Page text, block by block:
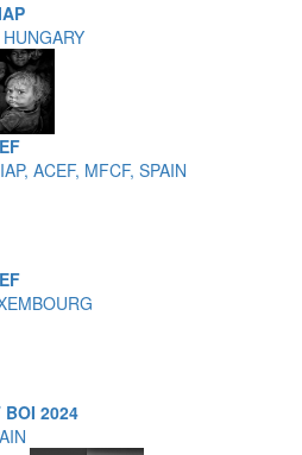
ACEF, MFCF, SPAIN
BOI 2024